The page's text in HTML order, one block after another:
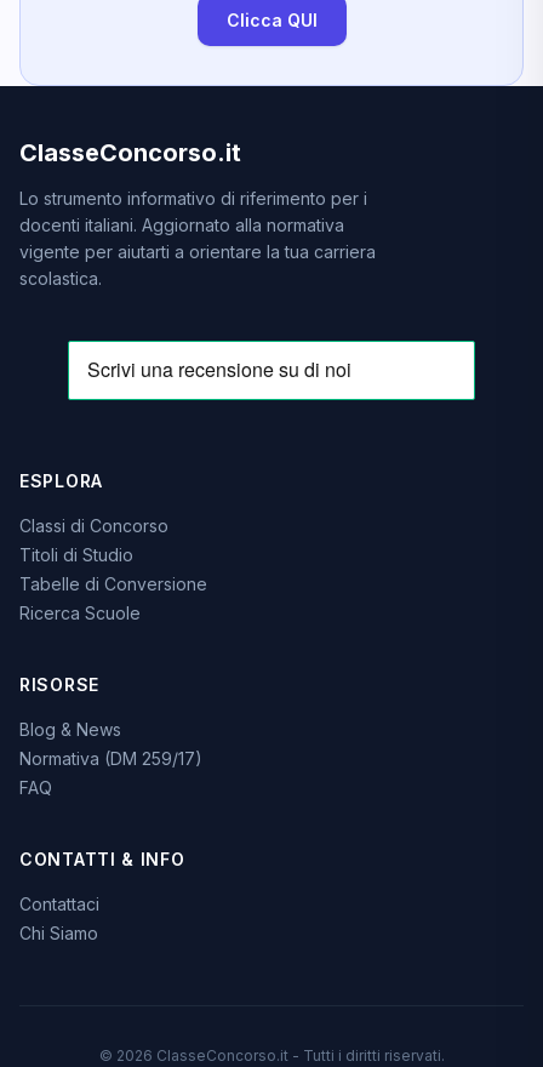
Clicca QUI
ClasseConcorso.it
Lo strumento informativo di riferimento per i
docenti italiani. Aggiornato alla normativa
vigente per aiutarti a orientare la tua carriera
scolastica.
ESPLORA
Classi di Concorso
Titoli di Studio
Tabelle di Conversione
Ricerca Scuole
RISORSE
Blog & News
Normativa (DM 259/17)
FAQ
CONTATTI & INFO
Contattaci
Chi Siamo
© 2026 ClasseConcorso.it - Tutti i diritti riservati.